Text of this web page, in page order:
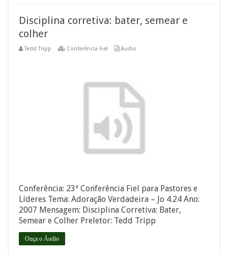
Disciplina corretiva: bater, semear e
colher
Tedd Tripp Conferência Fiel Áudio
Conferência: 23ª Conferência Fiel para Pastores e
Líderes Tema: Adoração Verdadeira – Jo 4.24 Ano:
2007 Mensagem: Disciplina Corretiva: Bater,
Semear e Colher Preletor: Tedd Tripp
Ouça o Áudio